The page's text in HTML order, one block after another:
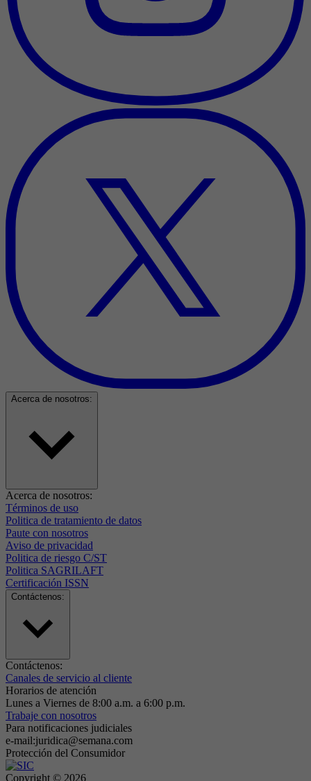
Acerca de nosotros:
Acerca de nosotros:
Términos de uso
Politica de tratamiento de datos
Paute con nosotros
Aviso de privacidad
Politica de riesgo C/ST
Politica SAGRILAFT
Certificación ISSN
Contáctenos:
Contáctenos:
Canales de servicio al cliente
Horarios de atención
Lunes a Viernes de 8:00 a.m. a 6:00 p.m.
Trabaje con nosotros
Para notificaciones judiciales
e-mail:juridica@semana.com
Protección del Consumidor
Copyright © 2026